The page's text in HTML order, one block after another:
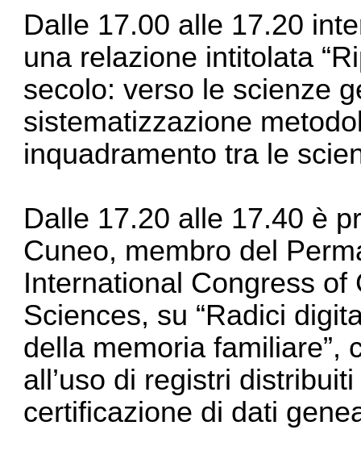
Dalle 17.00 alle 17.20
una relazione intitolata
secolo: verso le scienze
sistematizzazione
inquadramento tra le
Dalle 17.20 alle 17.40 è
Cuneo, membro del
International Congress
Sciences, su “Radici
della memoria familiare”,
all’uso di registri
certificazione di dati